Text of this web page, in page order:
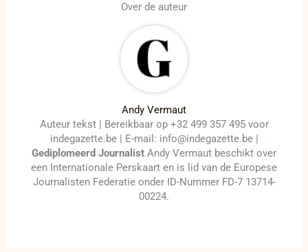
Over de auteur
Andy Vermaut
Auteur tekst | Bereikbaar op +32 499 357 495 voor
indegazette.be | E-mail: info@indegazette.be |
Gediplomeerd Journalist Andy Vermaut beschikt over
een Internationale Perskaart en is lid van de Europese
Journalisten Federatie onder ID-Nummer FD-7 13714-
00224.